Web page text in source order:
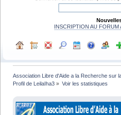
INSCRIPTION AU FORUM
Association Libre d'Aide a la Recherche sur
Profil de LeilaIha3 » Voir les statistiques